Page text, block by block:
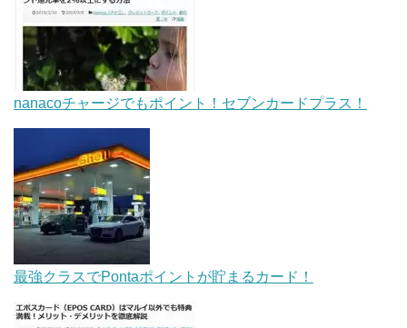
nanacoチャージでもポイント！セブンカードプラス！
最強クラスでPontaポイントが貯まるカード！